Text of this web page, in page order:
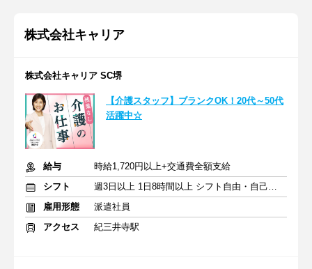
株式会社キャリア
株式会社キャリア SC堺
【介護スタッフ】ブランクOK！20代～50代
活躍中☆
給与
時給1,720円以上+交通費全額支給
シフト
週3日以上 1日8時間以上 シフト自由・自己申告
雇用形態
派遣社員
アクセス
紀三井寺駅